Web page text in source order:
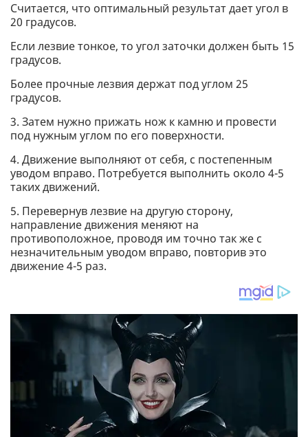
Считается, что оптимальный результат дает угол в
20 градусов.
Если лезвие тонкое, то угол заточки должен быть 15
градусов.
Более прочные лезвия держат под углом 25
градусов.
3. Затем нужно прижать нож к камню и провести
под нужным углом по его поверхности.
4. Движение выполняют от себя, с постепенным
уводом вправо. Потребуется выполнить около 4-5
таких движений.
5. Перевернув лезвие на другую сторону,
направление движения меняют на
противоположное, проводя им точно так же с
незначительным уводом вправо, повторив это
движение 4-5 раз.